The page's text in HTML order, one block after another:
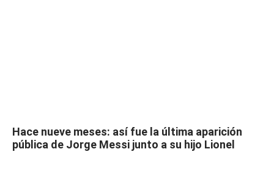
Hace nueve meses: así fue la última aparición
pública de Jorge Messi junto a su hijo Lionel